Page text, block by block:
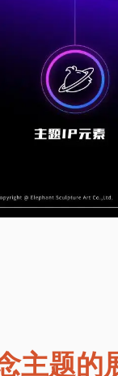
主题的